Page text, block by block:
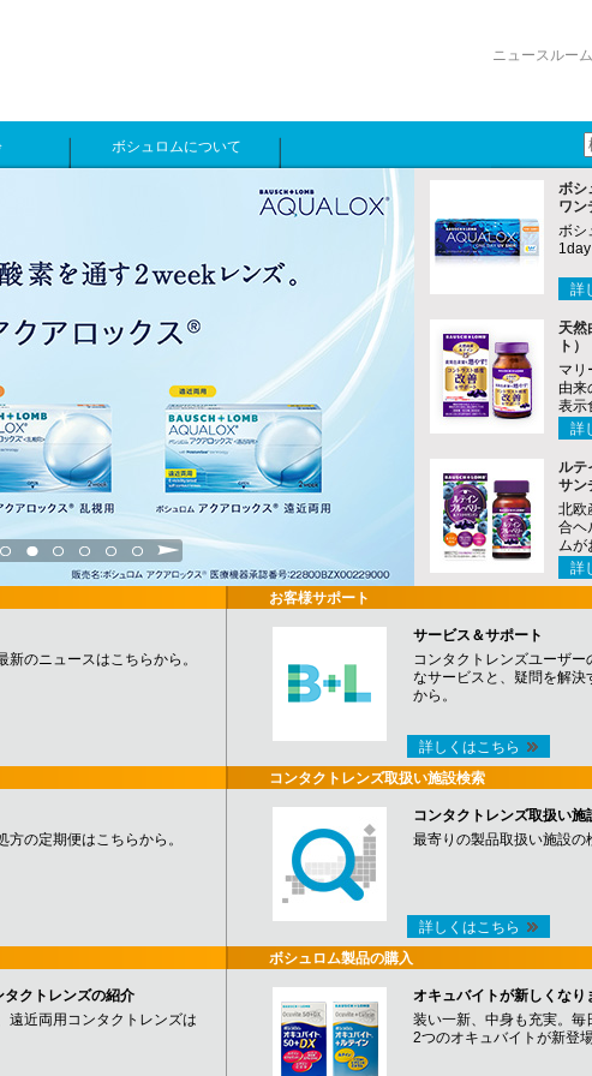
ニュースルーム
ボシュロムについて
4 5 6 7 8 9
ボシ
ワン
ボシ
詳
天然
ト）
マリ
由来
表示
詳
ルテ
サン
北欧
合ヘ
ムが
詳
のニュースはこちらから。
の定期便はこちらから。
クトレンズの紹介
遠近両用コンタクトレンズは
お客様サポート
サービス＆サポート
コンタクトレンズユーザー
なサービスと、疑問を解決
から。
詳しくはこちら
コンタクトレンズ取扱い施設検索
コンタクトレンズ取扱い施
最寄りの製品取扱い施設の
詳しくはこちら
ボシュロム製品の購入
オキュバイトが新しくなり
装い一新、中身も充実。毎
2つのオキュバイトが新登場